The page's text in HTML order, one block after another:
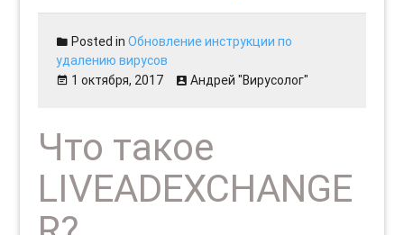
Posted inОбновление инструкции по
удалению вирусов
1 октября, 2017
Андрей "Вирусолог"
Что такое
LIVEADEXCHANGE